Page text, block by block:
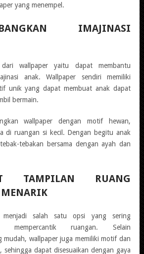
yang menempel.
IMAJINASI
dari wallpaper yaitu dapat membantu
anak. Wallpaper sendiri memiliki
unik yang dapat membuat anak dapat
bermain.
wallpaper dengan motif hewan,
di ruangan si kecil. Dengan begitu anak
tebakan bersama dengan ayah dan
TAMPILAN RUANG
menjadi salah satu opsi yang sering
mempercantik ruangan. Selain
mudah, wallpaper juga memiliki motif dan
sehingga dapat disesuaikan dengan gaya